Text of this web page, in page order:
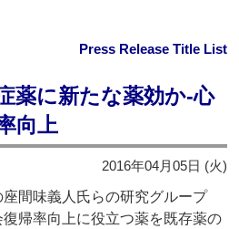
Press Release Title List
薬に新たな薬効か‐心
向上
2016年04月05日 (火)
間味義人氏らの研究グループ
帰率向上に役立つ薬を既存薬の